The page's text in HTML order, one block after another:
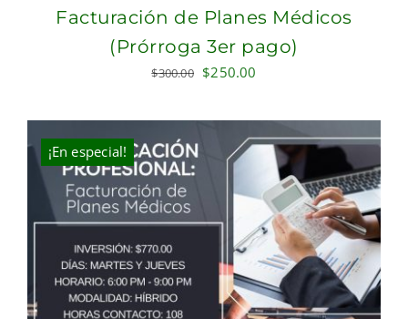
Facturación de Planes Médicos
(Prórroga 3er pago)
$300.00 Original
was:
$300.00.
$250.00
is:
$250.00.
¡En especial!